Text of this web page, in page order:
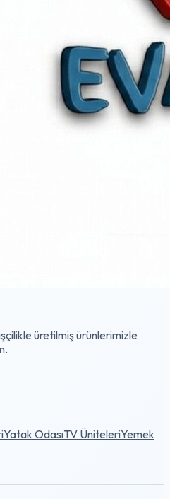
üretilmiş ürünlerimizle
Yatak OdasıTV ÜniteleriYemek